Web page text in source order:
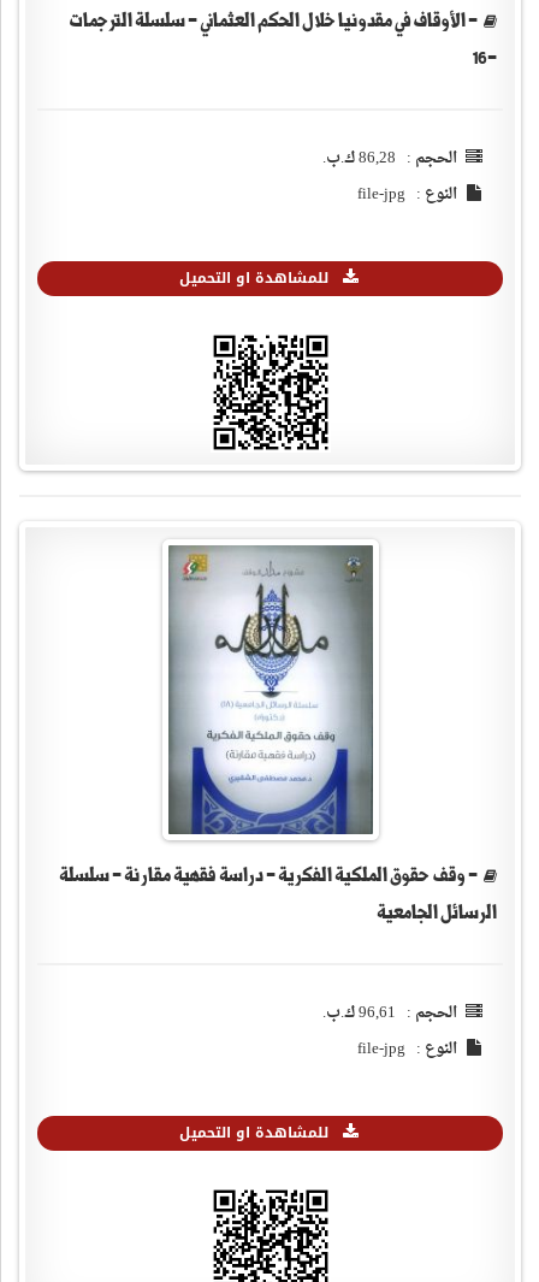
- الأوقاف في مقدونيا خلال الحكم العثماني - سلسلة الترجمات
-16
الحجم : 86,28 ك.ب.
النوع : file-jpg
- وقف حقوق الملكية الفكرية - دراسة فقهية مقارنة - سلسلة
الرسائل الجامعية
الحجم : 96,61 ك.ب.
النوع : file-jpg